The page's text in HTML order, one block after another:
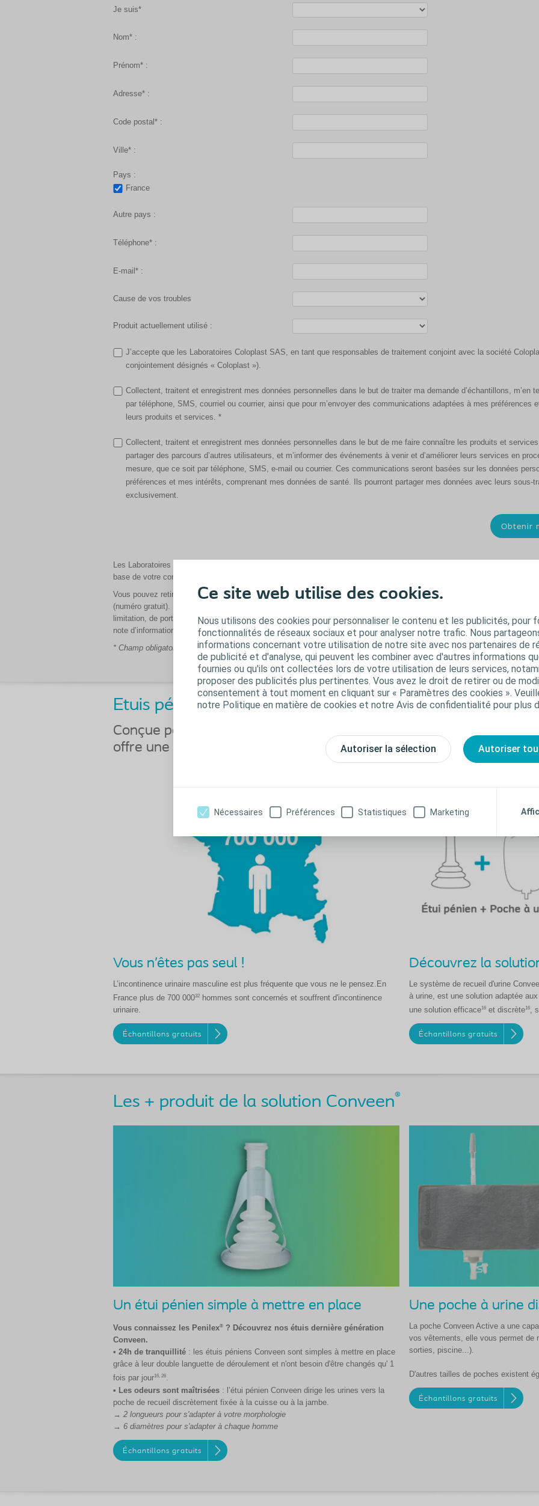
Ce site web utilise des cookies.
Nous utilisons des cookies pour personnaliser le contenu et les publicités, pour
fonctionnalités de réseaux sociaux et pour analyser notre trafic. Nous
informations concernant votre utilisation de notre site avec nos partenaires de
de publicité et d'analyse, qui peuvent les combiner avec d'autres informations
fournies ou qu'ils ont collectées lors de votre utilisation de leurs services,
proposer des publicités plus pertinentes. Vous avez le droit de retirer ou de
consentement à tout moment en cliquant sur « Paramètres des cookies ».
notre Politique en matière de cookies et notre Avis de confidentialité pour plus
Autoriser la sélection Autoriser
Nécessaires Préférences Statistiques Marketing
Je suis*
Nom* :
Prénom* :
Adresse* :
Code postal* :
Ville* :
Pays :
France
Autre pays :
Téléphone* :
E-mail* :
Cause de vos troubles
Produit actuellement utilisé :
J’accepte que les Laboratoires Coloplast SAS, en tant que responsables de traitement conjoint avec la société
conjointement désignés « Coloplast »).
Collectent, traitent et enregistrent mes données personnelles dans le but de traiter ma demande d’échantillons, m’en
par téléphone, SMS, courriel ou courrier, ainsi que pour m’envoyer des communications adaptées à mes préférences
leurs produits et services. *
Collectent, traitent et enregistrent mes données personnelles dans le but de me faire connaître les produits et
partager des parcours d’autres utilisateurs, et m’informer des événements à venir et d’améliorer leurs services en
mesure, que ce soit par téléphone, SMS, e-mail ou courrier. Ces communications seront basées sur les données
préférences et mes intérêts, comprenant mes données de santé. Ils pourront partager mes données avec leurs sous-
exclusivement.
Les Laboratoires Coloplast SAS, en tant que responsables de traitement conjoint avec la société Coloplast A/S
base de votre consentement pour les finalités mentionnées dans ce formulaire.
Vous pouvez retirer votre consentement à tout moment, sans conséquences, en écrivant à
(numéro gratuit). De même, vous pouvez exercer l’ensemble de vos droits relatifs à vos données personnelles (les droits
limitation, de portabilité ou de saisir la CNIL). Pour plus d'informations, veuillez consulter la section relative au
note d’information relative au(x) consentement(s) consultable à l’adresse suivante :http://info.coloplast.fr/consentement
* Champ obligatoire
Etuis péniens et poches à urine : de quoi s’agit-il ?
Conçue par Coloplast, l’un des spécialistes mondiaux en urologie, la
offre une protection contre les désagréments de l’incontinence
Vous n’êtes pas seul !
L’incontinence urinaire masculine est plus fréquente que vous ne le pensez.En
France plus de 700 00032
hommes sont concernés et souffrent d'incontinence
urinaire.
Échantillons gratuits
Découvrez la
Le système de recueil d'urine
à urine, est une solution adaptée
une solution efficace16 et discrète16,
Échantillons gratuits
Les + produit de la solution Conveen®
Un étui pénien simple à mettre en place
Vous connaissez les Penilex® ? Découvrez nos étuis dernière génération
Conveen.
• 24h de tranquillité : les étuis péniens Conveen sont simples à mettre en place
grâce à leur double languette de déroulement et n'ont besoin d'être changés qu' 1
fois par jour16, 26.
• Les odeurs sont maîtrisées : l’étui pénien Conveen dirige les urines vers la
poche de recueil discrètement fixée à la cuisse ou à la jambe.
→ 2 longueurs pour s'adapter à votre morphologie
→ 6 diamètres pour s'adapter à chaque homme
Échantillons gratuits
Une poche à urine
La poche Conveen Active a une
vos vêtements, elle vous permet de
sorties, piscine...).
D'autres tailles de poches existent
Échantillons gratuits